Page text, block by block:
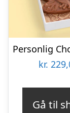
kr.
Gå til